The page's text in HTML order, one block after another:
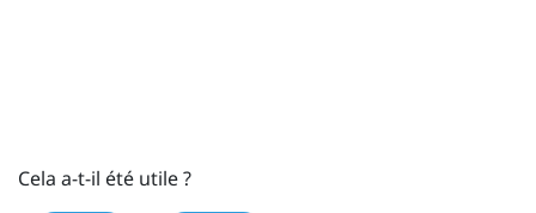
Cela a-t-il été utile ?